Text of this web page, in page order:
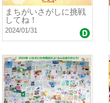
まちがいさがしに挑戦
してね！
2024/01/31